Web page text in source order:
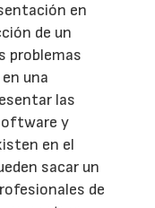
en
de un
problemas
una
las
y
en el
sacar un
de